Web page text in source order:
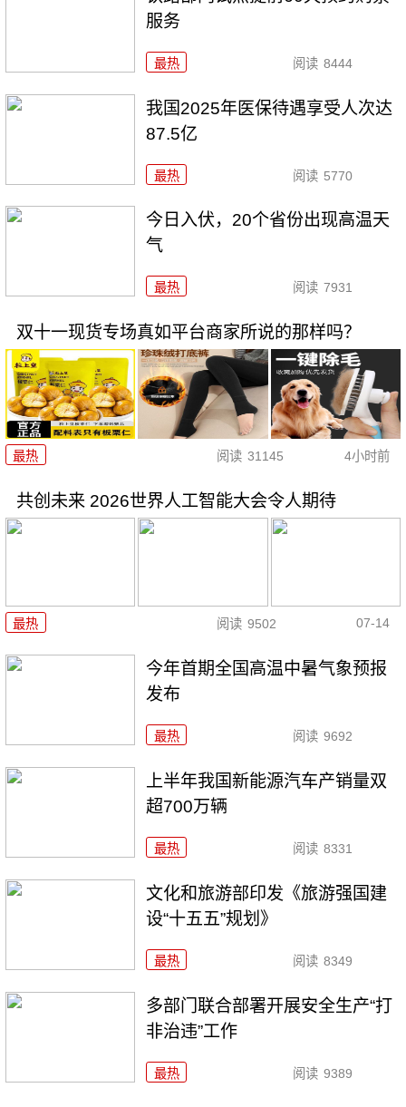
服务
最热 阅读 8444
我国2025年医保待遇享受人次达
87.5亿
最热 阅读 5770
今日入伏，20个省份出现高温天
气
最热 阅读 7931
双十一现货专场真如平台商家所说的那样吗？
最热 阅读 31145 4小时前
共创未来 2026世界人工智能大会令人期待
最热 阅读 9502 07-14
今年首期全国高温中暑气象预报
发布
最热 阅读 9692
上半年我国新能源汽车产销量双
超700万辆
最热 阅读 8331
文化和旅游部印发《旅游强国建
设“十五五”规划》
最热 阅读 8349
多部门联合部署开展安全生产“打
非治违”工作
最热 阅读 9389